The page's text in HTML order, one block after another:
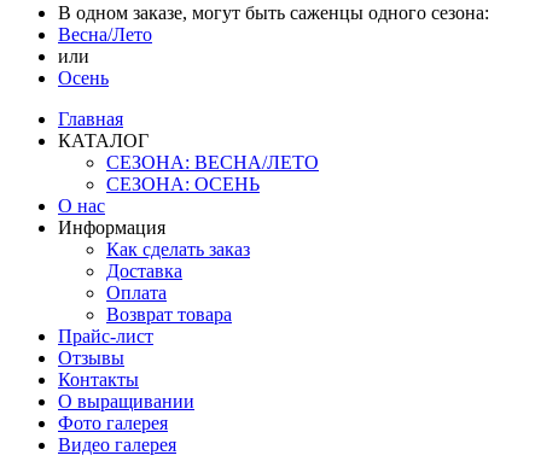
В одном заказе, могут быть саженцы одного сезона:
Весна/Лето
или
Осень
Главная
КАТАЛОГ
СЕЗОНА: ВЕСНА/ЛЕТО
СЕЗОНА: ОСЕНЬ
О нас
Информация
Как сделать заказ
Доставка
Оплата
Возврат товара
Прайс-лист
Отзывы
Контакты
О выращивании
Фото галерея
Видео галерея